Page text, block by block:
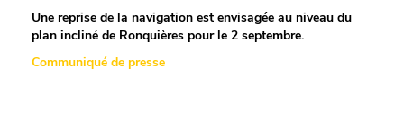
Une reprise de la navigation est envisagée au niveau du
plan incliné de Ronquières pour le 2 septembre.
Communiqué de presse